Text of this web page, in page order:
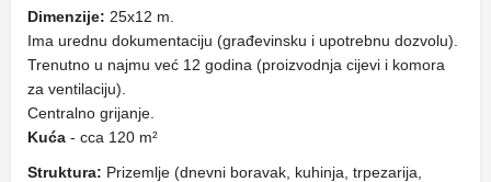
Dimenzije: 25x12 m.
Ima urednu dokumentaciju (građevinsku i upotrebnu dozvolu).
Trenutno u najmu već 12 godina (proizvodnja cijevi i komora
za ventilaciju).
Centralno grijanje.
Kuća - cca 120 m²
Struktura: Prizemlje (dnevni boravak, kuhinja, trpezarija,